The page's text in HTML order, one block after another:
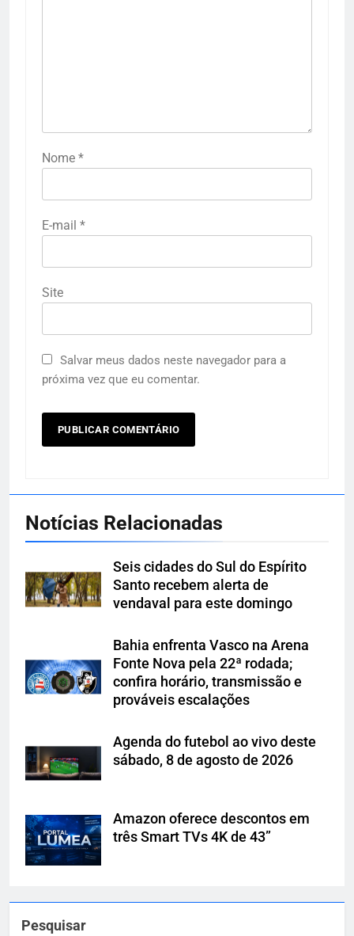
Nome *
E-mail *
Site
Salvar meus dados neste navegador para a
próxima vez que eu comentar.
Notícias Relacionadas
Seis cidades do Sul do Espírito
Santo recebem alerta de
vendaval para este domingo
Bahia enfrenta Vasco na Arena
Fonte Nova pela 22ª rodada;
confira horário, transmissão e
prováveis escalações
Agenda do futebol ao vivo deste
sábado, 8 de agosto de 2026
Amazon oferece descontos em
três Smart TVs 4K de 43”
Pesquisar